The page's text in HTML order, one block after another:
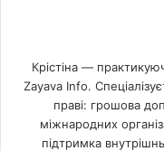
Крістіна —
Zayava Info.
праві: грошова
міжнародних
підтримка